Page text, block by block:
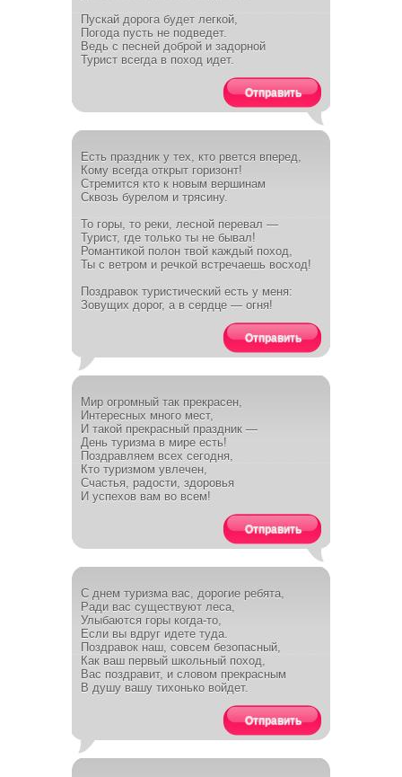
Пускай дорога будет легкой,
Погода пусть не подведет.
Ведь с песней доброй и задорной
Турист всегда в поход идет.
Отправить
Есть праздник у тех, кто рвется вперед,
Кому всегда открыт горизонт!
Стремится кто к новым вершинам
Сквозь бурелом и трясину.
То горы, то реки, лесной перевал —
Турист, где только ты не бывал!
Романтикой полон твой каждый поход,
Ты с ветром и речкой встречаешь восход!
Поздравок туристический есть у меня:
Зовущих дорог, а в сердце — огня!
Отправить
Мир огромный так прекрасен,
Интересных много мест,
И такой прекрасный праздник —
День туризма в мире есть!
Поздравляем всех сегодня,
Кто туризмом увлечен,
Счастья, радости, здоровья
И успехов вам во всем!
Отправить
С днем туризма вас, дорогие ребята,
Ради вас существуют леса,
Улыбаются горы когда-то,
Если вы вдруг идете туда.
Поздравок наш, совсем безопасный,
Как ваш первый школьный поход,
Вас поздравит, и словом прекрасным
В душу вашу тихонько войдет.
Отправить